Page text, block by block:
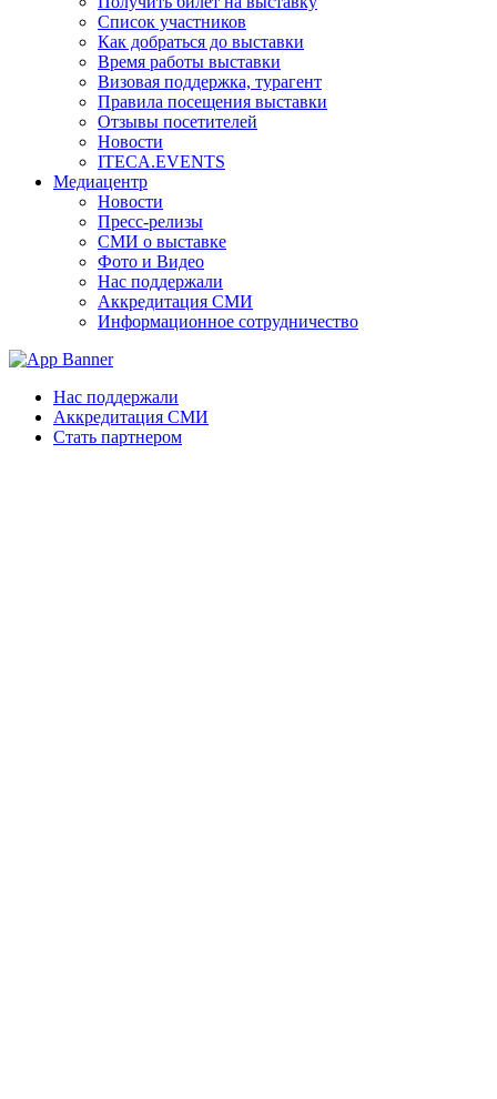
Список участников
Как добраться до выставки
Время работы выставки
Визовая поддержка, турагент
Правила посещения выставки
Отзывы посетителей
Новости
ITECA.EVENTS
Медиацентр
Новости
Пресс-релизы
СМИ о выставке
Фото и Видео
Нас поддержали
Аккредитация СМИ
Информационное сотрудничество
Нас поддержали
Аккредитация СМИ
Стать партнером